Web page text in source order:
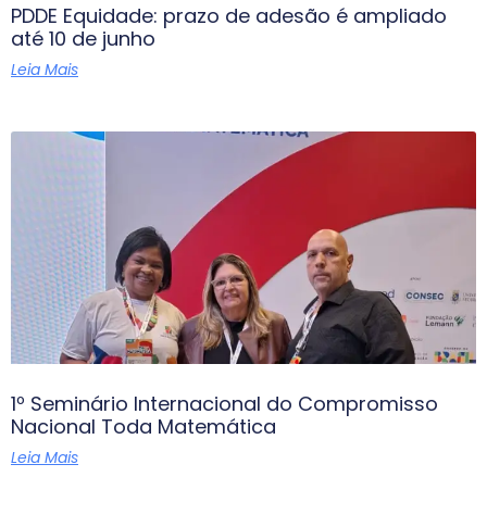
PDDE Equidade: prazo de adesão é ampliado
até 10 de junho
Leia Mais
1º Seminário Internacional do Compromisso
Nacional Toda Matemática
Leia Mais